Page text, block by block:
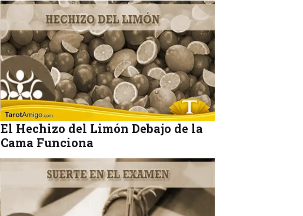
El Hechizo del Limón Debajo de la
Cama Funciona